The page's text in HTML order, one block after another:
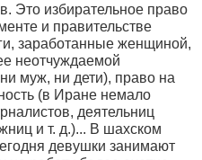
Это избирательное право
и правительстве
заработанные женщиной,
неотчуждаемой
муж, ни дети), право на
(в Иране немало
деятельниц
и т. д.)... В шахском
девушки занимают